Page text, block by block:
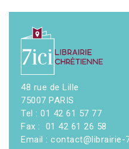
48 rue de Lille
75007 PARIS
Tel : 01 42 61 57 77
Fax : 01 42 61 26 58
Email : contact@librairie-